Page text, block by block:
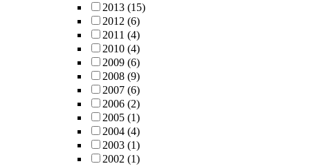
2013 (15)
2012 (6)
2011 (4)
2010 (4)
2009 (6)
2008 (9)
2007 (6)
2006 (2)
2005 (1)
2004 (4)
2003 (1)
2002 (1)